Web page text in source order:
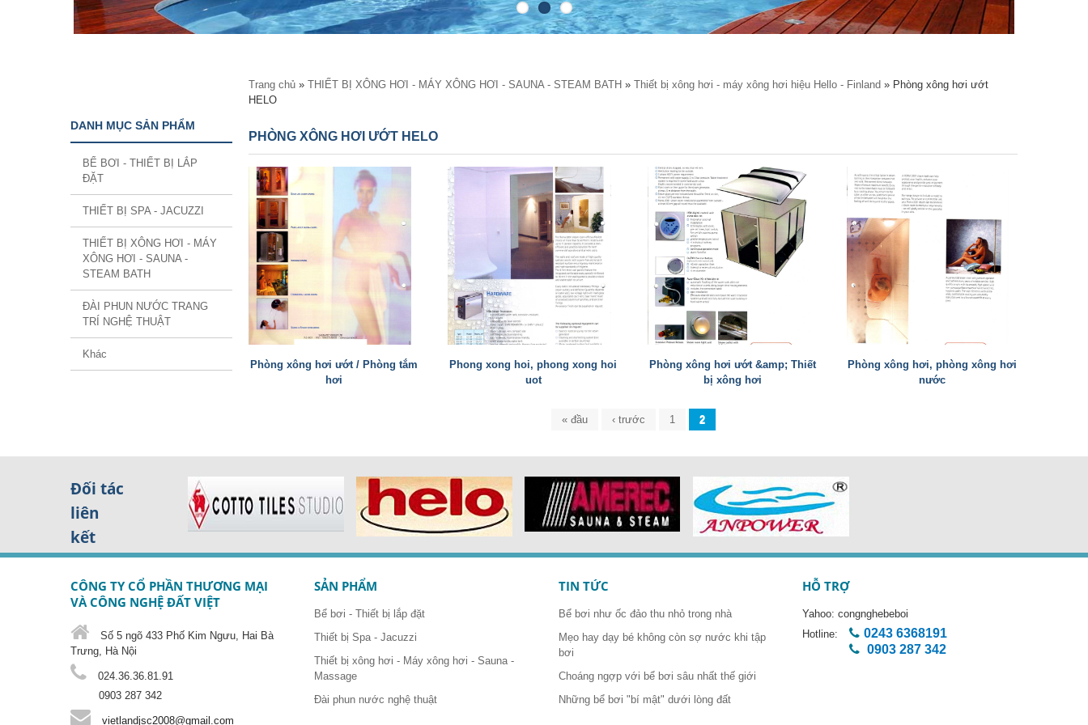
DANH MỤC SẢN PHẨM
BỂ BƠI - THIẾT BỊ LẮP
ĐẶT
THIẾT BỊ SPA - JACUZZI
THIẾT BỊ XÔNG HƠI - MÁY
XÔNG HƠI - SAUNA -
STEAM BATH
ĐÀI PHUN NƯỚC TRANG
TRÍ NGHỆ THUẬT
Khác
Bạn đang ở đây
Trang chủ » THIẾT BỊ XÔNG HƠI - MÁY XÔNG HƠI - SAUNA - STEAM BATH » Thiết bị xông hơi - máy xông hơi hiệu Hello - Finland » Phòng xông hơi ướt
HELO
PHÒNG XÔNG HƠI ƯỚT HELO
Phòng xông hơi ướt / Phòng tắm
hơi
Phong xong hoi, phong xong hoi
uot
Phòng xông hơi ướt &amp; Thiết
bị xông hơi
Phòng xông hơi, phòng xông hơi
nước
« đầu ‹ trước 1 2
Đối tác
liên
kết
CÔNG TY CỔ PHẦN THƯƠNG MẠI
VÀ CÔNG NGHỆ ĐẤT VIỆT
Số 5 ngõ 433 Phố Kim Ngưu, Hai Bà
Trưng, Hà Nội
024.36.36.81.91
0903 287 342
vietlandjsc2008@gmail.com
SẢN PHẨM
Bể bơi - Thiết bị lắp đặt
Thiết bị Spa - Jacuzzi
Thiết bị xông hơi - Máy xông hơi - Sauna -
Massage
Đài phun nước nghệ thuật
TIN TỨC
Bể bơi như ốc đảo thu nhỏ trong nhà
Mẹo hay dạy bé không còn sợ nước khi tập
bơi
Choáng ngợp với bể bơi sâu nhất thế giới
Những bể bơi "bí mật" dưới lòng đất
HỖ TRỢ
Yahoo: congnghebeboi
Hotline:
0243 6368191
0903 287 342